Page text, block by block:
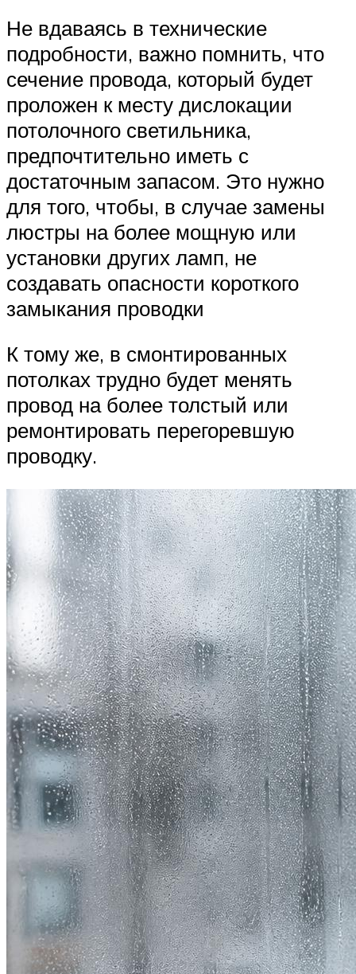
Не вдаваясь в технические
подробности, важно помнить, что
сечение провода, который будет
проложен к месту дислокации
потолочного светильника,
предпочтительно иметь с
достаточным запасом. Это нужно
для того, чтобы, в случае замены
люстры на более мощную или
установки других ламп, не
создавать опасности короткого
замыкания проводки
К тому же, в смонтированных
потолках трудно будет менять
провод на более толстый или
ремонтировать перегоревшую
проводку.